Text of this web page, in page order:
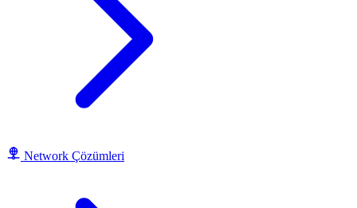
Network Çözümleri